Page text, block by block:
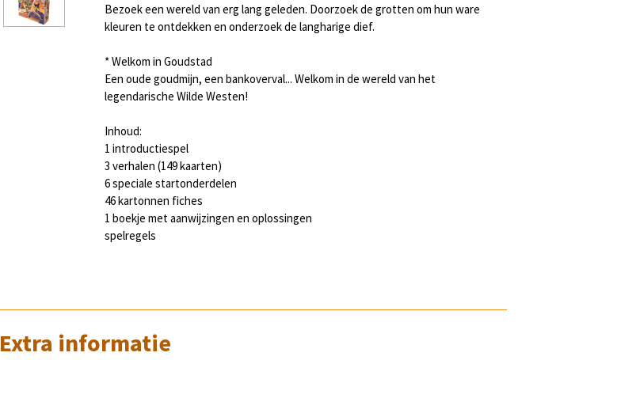
Bezoek een wereld van erg lang geleden. Doorzoek de grotten om hun ware
kleuren te ontdekken en onderzoek de langharige dief.
* Welkom in Goudstad
Een oude goudmijn, een bankoverval... Welkom in de wereld van het
legendarische Wilde Westen!
Inhoud:
1 introductiespel
3 verhalen (149 kaarten)
6 speciale startonderdelen
46 kartonnen fiches
1 boekje met aanwijzingen en oplossingen
spelregels
Extra informatie